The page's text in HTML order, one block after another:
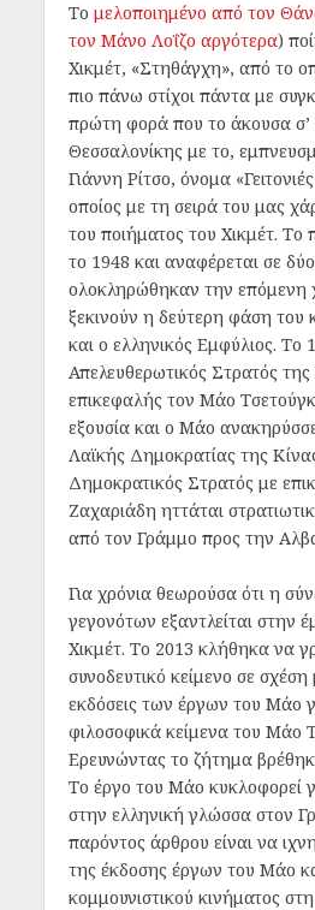
Το μελοποιημένο από τον
τον Μάνο Λοΐζο αργότερα)
Χικμέτ, «Στηθάγχη», από το
πιο πάνω στίχοι πάντα με
πρώτη φορά που το άκουσα σ’
Θεσσαλονίκης με το,
Γιάννη Ρίτσο, όνομα
οποίος με τη σειρά του μας
του ποιήματος του Χικμέτ.
το 1948 και αναφέρεται σε
ολοκληρώθηκαν την επόμενη
ξεκινούν η δεύτερη φάση του
και ο ελληνικός Εμφύλιος. Το
Απελευθερωτικός Στρατός
επικεφαλής τον Μάο
εξουσία και ο Μάο
Λαϊκής Δημοκρατίας της
Δημοκρατικός Στρατός με
Ζαχαριάδη ηττάται
από τον Γράμμο προς την
Για χρόνια θεωρούσα ότι η
γεγονότων εξαντλείται στην
Χικμέτ. Το 2013 κλήθηκα να
συνοδευτικό κείμενο σε σχέση
εκδόσεις των έργων του Μάο
φιλοσοφικά κείμενα του Μάο
Ερευνώντας το ζήτημα
Το έργο του Μάο κυκλοφορεί
στην ελληνική γλώσσα στον
παρόντος άρθρου είναι να
της έκδοσης έργων του Μάο
κομμουνιστικού κινήματος